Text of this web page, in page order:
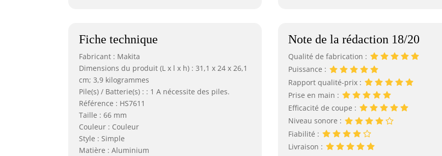
Fiche technique
Fabricant : Makita
Dimensions du produit (L x l x h) : 31,1 x 24 x 26,1
cm; 3,9 kilogrammes
Pile(s) / Batterie(s) : : 1 A nécessite des piles.
Référence : HS7611
Taille : 66 mm
Couleur : Couleur
Style : Simple
Matière : Aluminium
Note de la rédaction 18/20
Qualité de fabrication :
Puissance :
Rapport qualité-prix :
Prise en main :
Efficacité de coupe :
Niveau sonore :
Fiabilité :
Livraison :